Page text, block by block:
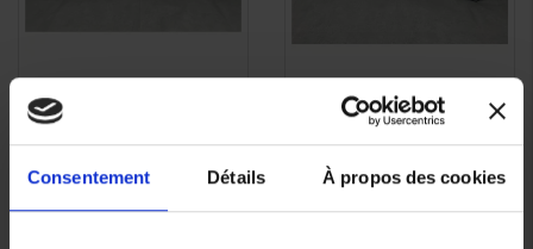
Consentement Détails À propos des cookies
Banane gauche Yamaha
Xmax 1B9F741300P0
70,50 €
35,25 €
Banane gauche Yamaha
Xmax 1B9F741300P1
96,00 € -40%
57,60 €
RAPIDE
APERÇU
RAPIDE